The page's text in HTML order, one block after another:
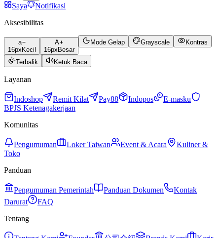
Saya
Notifikasi
Aksesibilitas
a
16px Kecil
A
16px Besar
Mode Gelap Grayscale Kontras
Terbalik Ketuk Baca
Layanan
Indoshop Remit Kilat Pay88 Indopos
E-masku
BPJS Ketenagakerjaan
Komunitas
Pengumuman Loker Taiwan Event & Acara
Kuliner &
Toko
Panduan
Pengumuman Pemerintah Panduan Dokumen
Kontak
Darurat
FAQ
Tentang